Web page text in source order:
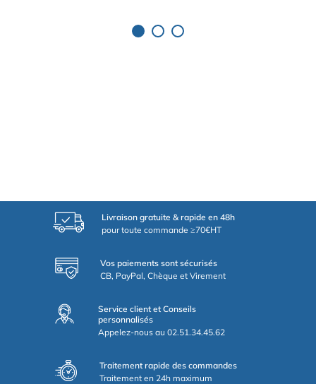
Livraison gratuite & rapide en 48h
pour toute commande ≥70€HT
Vos paiements sont sécurisés
CB, PayPal, Chèque et Virement
Service client et Conseils
personnalisés
Appelez-nous au 02.51.34.45.62
Traitement rapide des commandes
Traitement en 24h maximum